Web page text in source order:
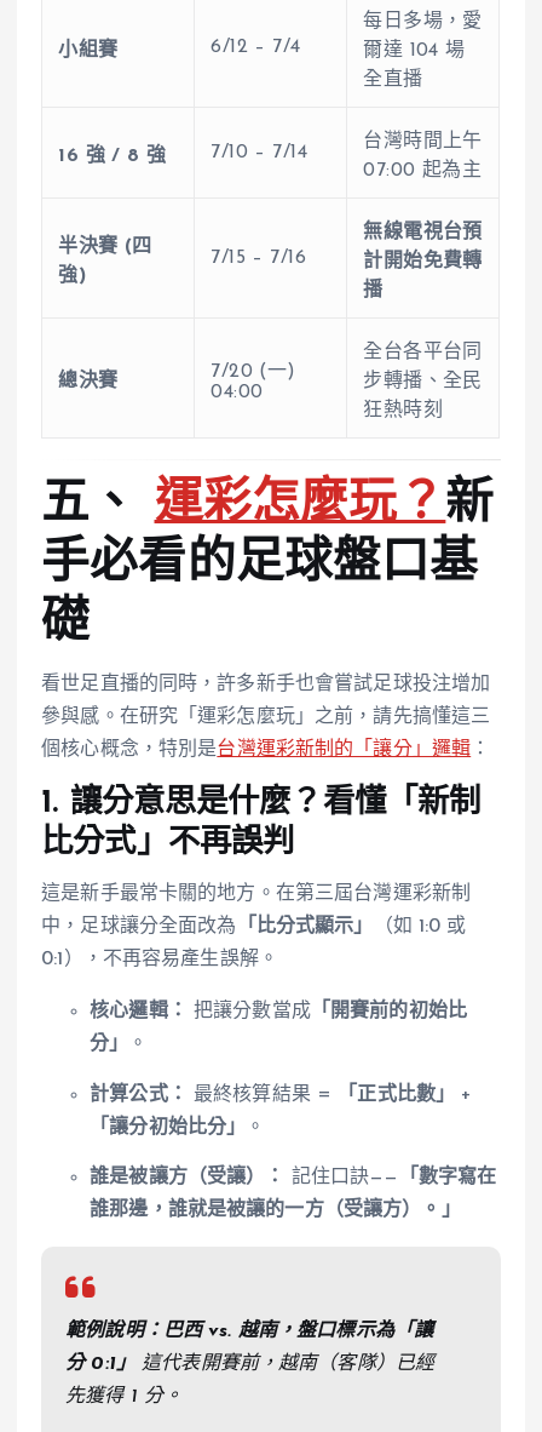
小組賽 6/12 – 7/4
每日多場，愛
爾達 104 場
全直播
16 強 / 8 強 7/10 – 7/14
台灣時間上午
07:00 起為主
半決賽 (四
強)
7/15 – 7/16
無線電視台預
計開始免費轉
播
總決賽
7/20 (一)
04:00
全台各平台同
步轉播、全民
狂熱時刻
五、 運彩怎麼玩？ 新
手必看的足球盤口基
礎
看世足直播的同時，許多新手也會嘗試足球投注增加
參與感。在研究「運彩怎麼玩」之前，請先搞懂這三
個核心概念，特別是台灣運彩新制的「讓分」邏輯 ：
1. 讓分意思是什麼？看懂「新制
比分式」不再誤判
這是新手最常卡關的地方。在第三屆台灣運彩新制
中，足球讓分全面改為 「比分式顯示」
（如 1:0 或
0:1），不再容易產生誤解。
核心邏輯： 把讓分數當成「開賽前的初始比
分」
。
計算公式： 最終核算結果 = 「正式比數」
+
「讓分初始比分」
。
誰是被讓方（受讓）： 記住口訣——
「數字寫在
誰那邊，誰就是被讓的一方（受讓方）。」
範例說明：巴西 vs. 越南，盤口標示為「讓
分 0:1」
這代表開賽前，越南（客隊）已經
先獲得 1 分。